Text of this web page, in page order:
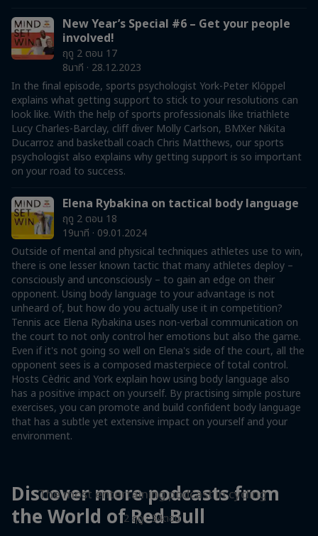
New Year’s Special #6 – Get your people
involved!
ฤดู 2 ตอน 17
8นาที · 28.12.2023
In the final episode, sports psychologist York-Peter Klöppel
explains what getting support to stick to your resolutions can
look like. With the help of sports professionals like triathlete
Lucy Charles-Barclay, cliff diver Molly Carlson, BMXer Nikita
Ducarroz and basketball coach Chris Matthews, our sports
psychologist also explains why getting support is so important
on your road to success.
Elena Rybakina on tactical body language
ฤดู 2 ตอน 18
19นาที · 09.01.2024
Outside of mental and physical techniques athletes use to win,
there is one lesser known tactic that many athletes deploy –
consciously and unconsciously – to gain an edge on their
opponent. Using body language to your advantage is not
unheard of, but how do you actually use it in competition?
Tennis ace Elena Rybakina uses non-verbal communication on
the court to not only control her emotions but also the game.
Even if it's not going so well on Elena's side of the court, all the
opponent sees is a composed masterpiece of total control.
Hosts Cèdric and York explain how using body language also
has a positive impact on yourself. By practising simple posture
exercises, you can promote and build confident body language
that has a subtle yet extensive impact on yourself and your
environment.
Discover more podcasts from
the World of Red Bull
The most entertaining podcast in cycling
2 ฤดู · 34ตอน